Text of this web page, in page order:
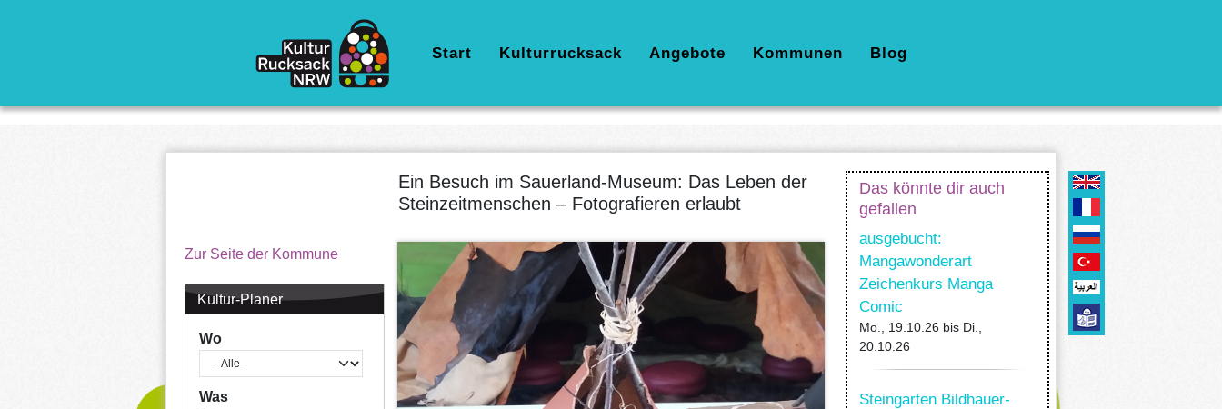
Hauptnavigation
Start Kulturrucksack Angebote Kommunen Blog
Zur Seite der Kommune
Kultur-Planer
Wo
Was
Ein Besuch im Sauerland-Museum: Das Leben der
Steinzeitmenschen – Fotografieren erlaubt
Das könnte dir auch
gefallen
ausgebucht:
Mangawonderart
Zeichenkurs Manga
Comic
Mo., 19.10.26 bis Di.,
20.10.26
Steingarten Bildhauer-